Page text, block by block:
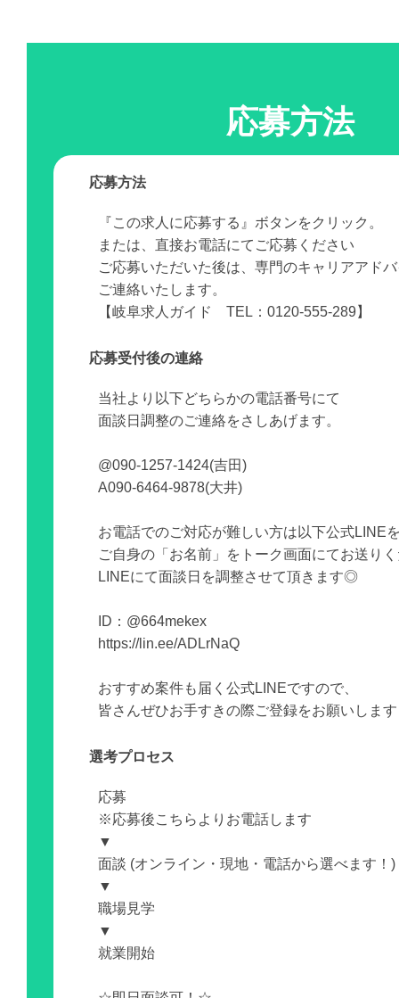
応募方法
応募方法
『この求人に応募する』ボタンをクリック。
または、直接お電話にてご応募ください
ご応募いただいた後は、専門のキャリアアド
ご連絡いたします。
【岐阜求人ガイド TEL：0120-555-289】
応募受付後の連絡
当社より以下どちらかの電話番号にて
面談日調整のご連絡をさしあげます。
@090-1257-1424(吉田)
A090-6464-9878(大井)
お電話でのご対応が難しい方は以下公式LINE
ご自身の「お名前」をトーク画面にてお送り
LINEにて面談日を調整させて頂きます◎
ID：@664mekex
https://lin.ee/ADLrNaQ
おすすめ案件も届く公式LINEですので、
皆さんぜひお手すきの際ご登録をお願いしま
選考プロセス
応募
※応募後こちらよりお電話します
▼
面談 (オンライン・現地・電話から選べます！)
▼
職場見学
▼
就業開始